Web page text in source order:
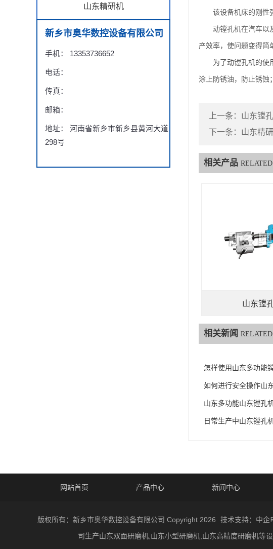
山东精研机
新乡市奥华数控设备有限公司
手机： 13353736652
电话：
传真：
邮箱：
地址： 河南省新乡市新乡县黄河大道
298号
该设备机床的刚性强
动镗孔机在汽车以及
产效率，使问题变得简
为了动镗孔机的使用
涂上防锈油，防止锈蚀；
上一条： 山东镗
下一条： 山东精
相关产品
山东镗
相关新闻
怎样使用山东多功能
如何进行安全操作山
山东多功能山东镗孔
日常生产中山东镗孔
网站首页 产品中心 新闻中心
版权所有：新乡市奥华数控设备有限公司 Copyright 2026 技术支持：中企
司生产山东双面研磨机,山东小型研磨机,山东高精度研磨机等